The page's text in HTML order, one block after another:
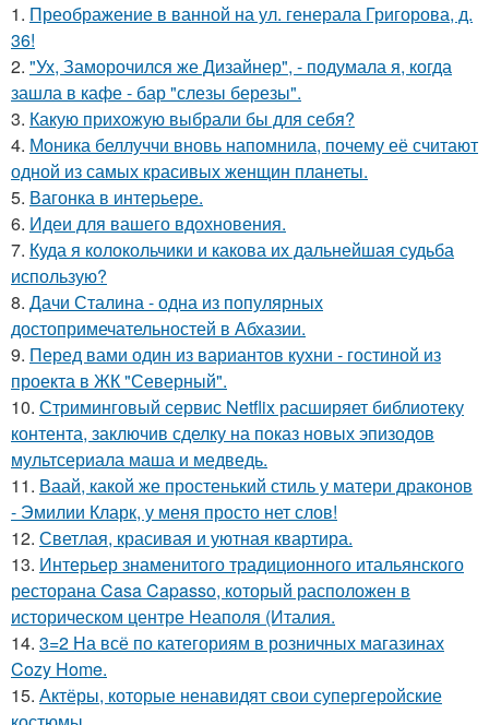
1. Преображение в ванной на ул. генерала Григорова, д.
36!
2. "Ух, Заморочился же Дизайнер", - подумала я, когда
зашла в кафе - бар "слезы березы".
3. Какую прихожую выбрали бы для себя?
4. Моника беллуччи вновь напомнила, почему её считают
одной из самых красивых женщин планеты.
5. Вагонка в интерьере.
6. Идеи для вашего вдохновения.
7. Куда я колокольчики и какова их дальнейшая судьба
использую?
8. Дачи Сталина - одна из популярных
достопримечательностей в Абхазии.
9. Перед вами один из вариантов кухни - гостиной из
проекта в ЖК "Северный".
10. Стриминговый сервис Netflix расширяет библиотеку
контента, заключив сделку на показ новых эпизодов
мультсериала маша и медведь.
11. Ваай, какой же простенький стиль у матери драконов
- Эмилии Кларк, у меня просто нет слов!
12. Светлая, красивая и уютная квартира.
13. Интерьер знаменитого традиционного итальянского
ресторана Casa Capasso, который расположен в
историческом центре Неаполя (Италия.
14. 3=2 На всё по категориям в розничных магазинах
Cozy Home.
15. Актёры, которые ненавидят свои супергеройские